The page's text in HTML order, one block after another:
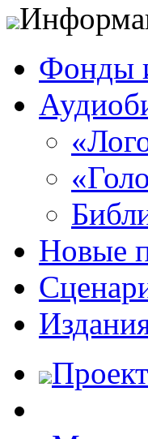
Фонды
Новые